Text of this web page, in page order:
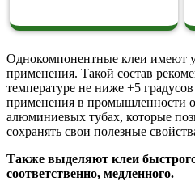
Однокомпонентные клеи имеют
применения. Такой состав
температуре не ниже +5
применения в промышленности
алюминиевых тубах, которые
сохранять свои полезные
Также выделяют клеи
соответственно, медленного.